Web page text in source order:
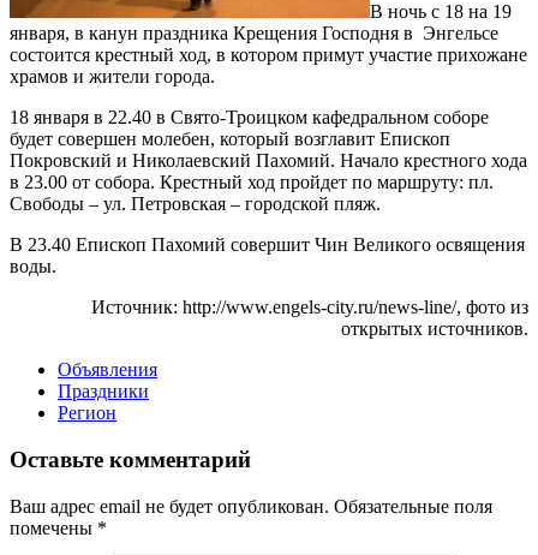
В ночь с 18 на 19
января, в канун праздника Крещения Господня в Энгельсе
состоится крестный ход, в котором примут участие прихожане
храмов и жители города.
18 января в 22.40 в Свято-Троицком кафедральном соборе
будет совершен молебен, который возглавит Епископ
Покровский и Николаевский Пахомий. Начало крестного хода
в 23.00 от собора. Крестный ход пройдет по маршруту: пл.
Свободы – ул. Петровская – городской пляж.
В 23.40 Епископ Пахомий совершит Чин Великого освящения
воды.
Источник: http://www.engels-city.ru/news-line/, фото из
открытых источников.
Объявления
Праздники
Регион
Оставьте комментарий
Ваш адрес email не будет опубликован. Обязательные поля
помечены *